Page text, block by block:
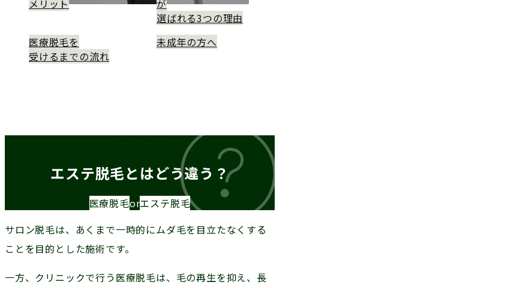
メリット
が
選ばれる3つの理由
医療脱毛を
受けるまでの流れ
未成年の方へ
エステ脱毛とはどう違う？
医療脱毛orエステ脱毛
サロン脱毛は、あくまで一時的にムダ毛を目立たなくする
ことを目的とした施術です。
一方、クリニックで行う医療脱毛は、毛の再生を抑え、長